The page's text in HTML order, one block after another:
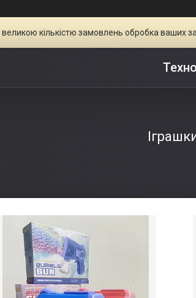
великою кількістю замовлень обробка